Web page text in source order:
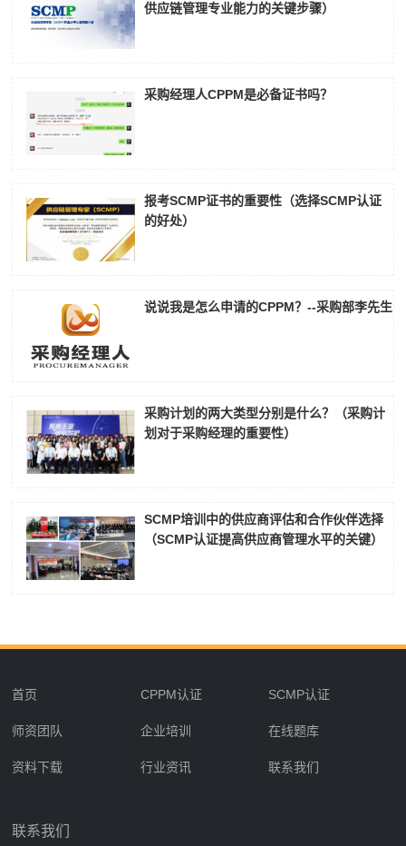
供应链管理专业能力的关键步骤）
采购经理人CPPM是必备证书吗？
报考SCMP证书的重要性（选择SCMP认证
的好处）
说说我是怎么申请的CPPM？--采购部李先生
采购计划的两大类型分别是什么？（采购计
划对于采购经理的重要性）
SCMP培训中的供应商评估和合作伙伴选择
（SCMP认证提高供应商管理水平的关键）
首页 CPPM认证 SCMP认证
师资团队 企业培训 在线题库
资料下载 行业资讯 联系我们
联系我们